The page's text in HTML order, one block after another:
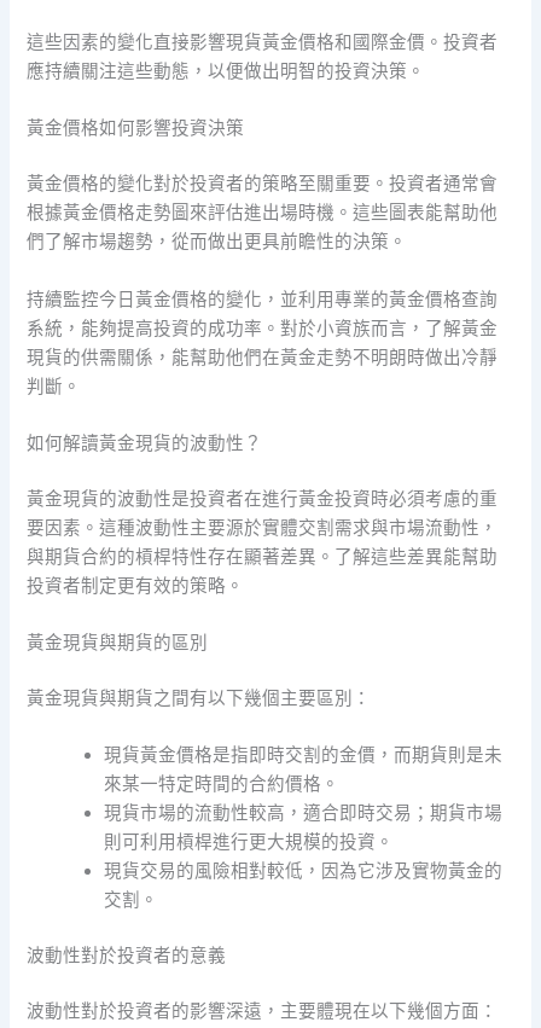
這些因素的變化直接影響現貨黃金價格和國際金價。投資者
應持續關注這些動態，以便做出明智的投資決策。
黃金價格如何影響投資決策
黃金價格的變化對於投資者的策略至關重要。投資者通常會
根據黃金價格走勢圖來評估進出場時機。這些圖表能幫助他
們了解市場趨勢，從而做出更具前瞻性的決策。
持續監控今日黃金價格的變化，並利用專業的黃金價格查詢
系統，能夠提高投資的成功率。對於小資族而言，了解黃金
現貨的供需關係，能幫助他們在黃金走勢不明朗時做出冷靜
判斷。
如何解讀黃金現貨的波動性？
黃金現貨的波動性是投資者在進行黃金投資時必須考慮的重
要因素。這種波動性主要源於實體交割需求與市場流動性，
與期貨合約的槓桿特性存在顯著差異。了解這些差異能幫助
投資者制定更有效的策略。
黃金現貨與期貨的區別
黃金現貨與期貨之間有以下幾個主要區別：
現貨黃金價格是指即時交割的金價，而期貨則是未
來某一特定時間的合約價格。
現貨市場的流動性較高，適合即時交易；期貨市場
則可利用槓桿進行更大規模的投資。
現貨交易的風險相對較低，因為它涉及實物黃金的
交割。
波動性對於投資者的意義
波動性對於投資者的影響深遠，主要體現在以下幾個方面：